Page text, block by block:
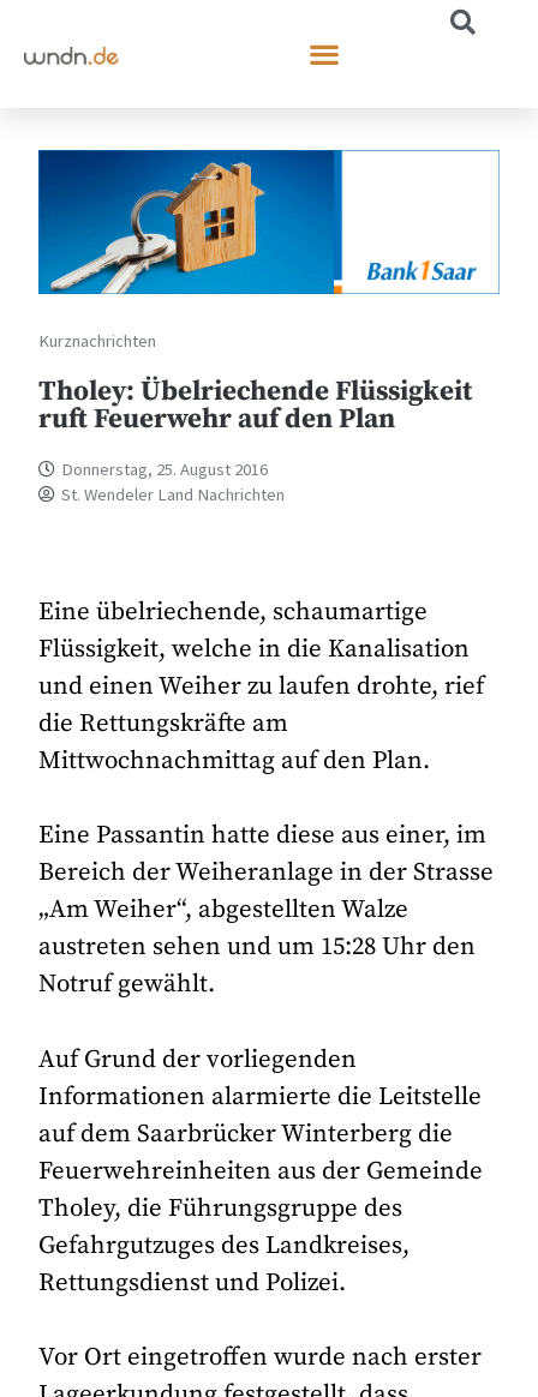
Kurznachrichten
Tholey: Übelriechende Flüssigkeit
ruft Feuerwehr auf den Plan
Donnerstag, 25. August 2016
St. Wendeler Land Nachrichten
Eine übelriechende, schaumartige
Flüssigkeit, welche in die Kanalisation
und einen Weiher zu laufen drohte, rief
die Rettungskräfte am
Mittwochnachmittag auf den Plan.
Eine Passantin hatte diese aus einer, im
Bereich der Weiheranlage in der Strasse
„Am Weiher“, abgestellten Walze
austreten sehen und um 15:28 Uhr den
Notruf gewählt.
Auf Grund der vorliegenden
Informationen alarmierte die Leitstelle
auf dem Saarbrücker Winterberg die
Feuerwehreinheiten aus der Gemeinde
Tholey, die Führungsgruppe des
Gefahrgutzuges des Landkreises,
Rettungsdienst und Polizei.
Vor Ort eingetroffen wurde nach erster